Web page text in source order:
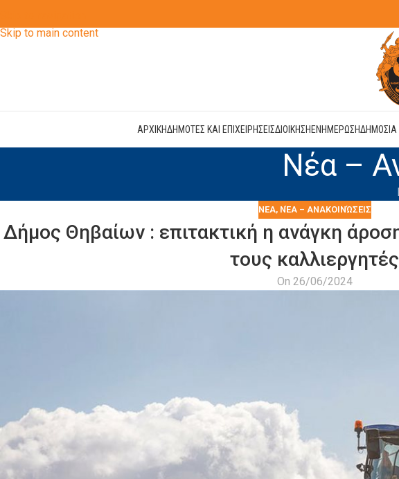
Skip to main content
ΑΡΧΙΚΗΔΗΜΟΤΕΣ ΚΑΙ ΕΠΙΧΕΙΡΗΣΕΙΣΔΙΟΙΚΗΣΗΕΝΗΜΕΡΩΣΗΔΗΜΟΣΙΑ
Νέα –
ΝΕΑ, ΝΈΑ – ΑΝΑΚΟΙΝΏΣΕΙΣ
Δήμος Θηβαίων : επιτακτική η ανάγκη
τους καλλιεργητές
On 26/06/2024